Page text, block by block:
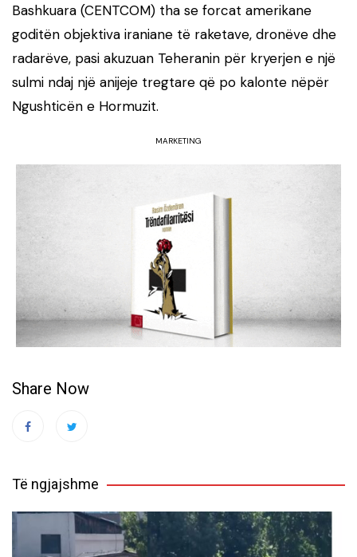
Bashkuara (CENTCOM) tha se forcat amerikane
goditën objektiva iraniane të raketave, dronëve dhe
radarëve, pasi akuzuan Teheranin për kryerjen e një
sulmi ndaj një anijeje tregtare që po kalonte nëpër
Ngushticën e Hormuzit.
MARKETING
Share Now
Të ngjajshme